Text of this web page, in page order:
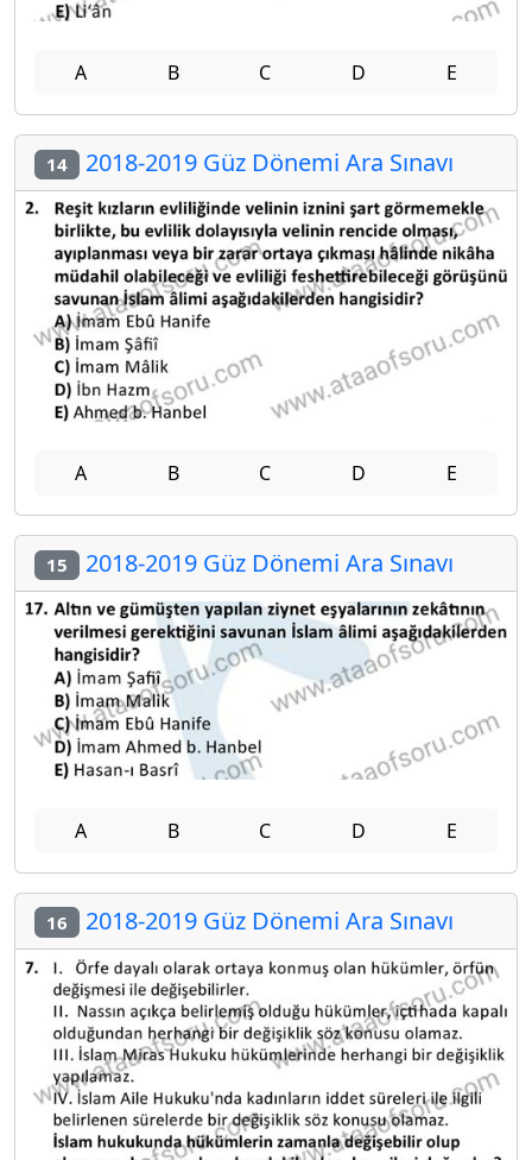
A B C D E
14 2018-2019 Güz Dönemi Ara Sınavı
A B C D E
15 2018-2019 Güz Dönemi Ara Sınavı
A B C D E
16 2018-2019 Güz Dönemi Ara Sınavı